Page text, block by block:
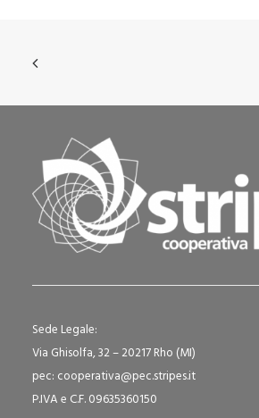
Sede Legale:
Via Ghisolfa, 32 – 20217 Rho (MI)
pec: cooperativa@pec.stripes.it
P.IVA e C.F. 09635360150